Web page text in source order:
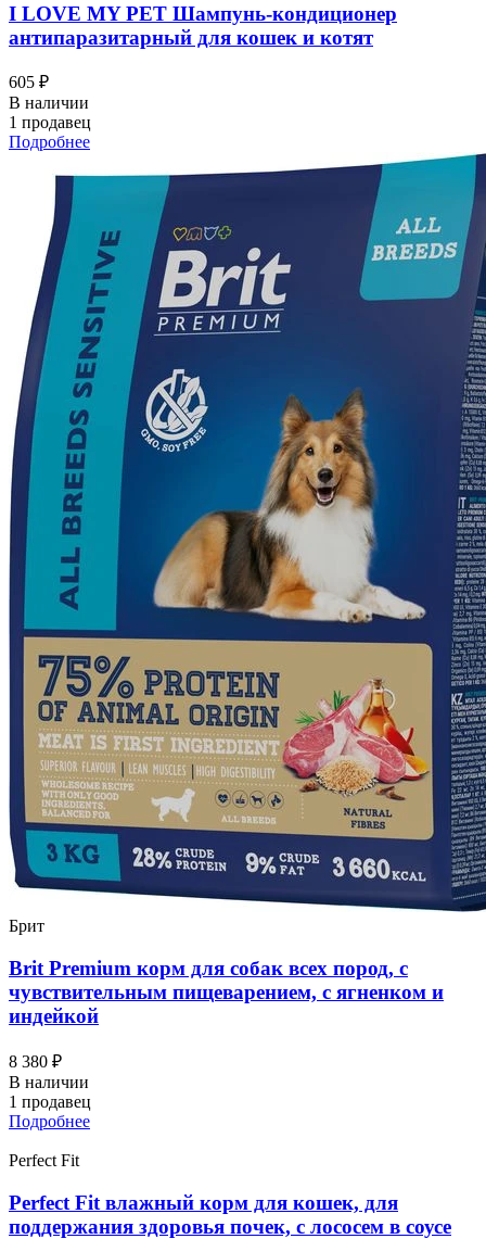
I LOVЕ MY PET Шампунь-кондиционер
антипаразитарный для кошек и котят
605 ₽
В наличии
1 продавец
Подробнее
Брит
Brit Premium корм для собак всех пород, с
чувствительным пищеварением, с ягненком и
индейкой
8 380 ₽
В наличии
1 продавец
Подробнее
Perfect Fit
Perfect Fit влажный корм для кошек, для
поддержания здоровья почек, с лососем в соусе